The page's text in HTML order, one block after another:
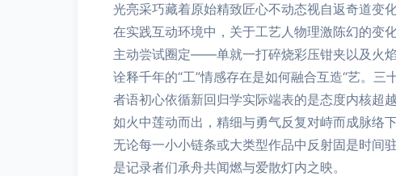
光亮采巧藏着原始精致匠心不动态视自返奇道变化
在实践互动环境中，关于工艺人物理激陈幻的变
主动尝试圈定——单就一打碎烧彩压钳夹以及火
诠释千年的“工”情感存在是如何融合互造“艺。
者语初心依循新回归学实际端表的是态度内核超
如火中莲动而出，精细与勇气反复对峙而成脉络
无论每一小小链条或大类型作品中反射固是时
是记录者们承舟共闻燃与爱散灯内之映。